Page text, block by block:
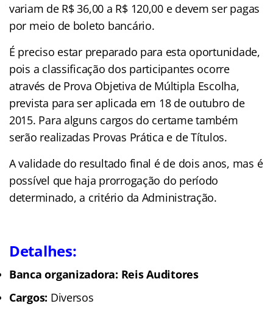
variam de R$ 36,00 a R$ 120,00 e devem ser pagas
por meio de boleto bancário.
É preciso estar preparado para esta oportunidade,
pois a classificação dos participantes ocorre
através de Prova Objetiva de Múltipla Escolha,
prevista para ser aplicada em 18 de outubro de
2015. Para alguns cargos do certame também
serão realizadas Provas Prática e de Títulos.
A validade do resultado final é de dois anos, mas é
possível que haja prorrogação do período
determinado, a critério da Administração.
Detalhes:
Banca organizadora: Reis Auditores
Cargos: Diversos